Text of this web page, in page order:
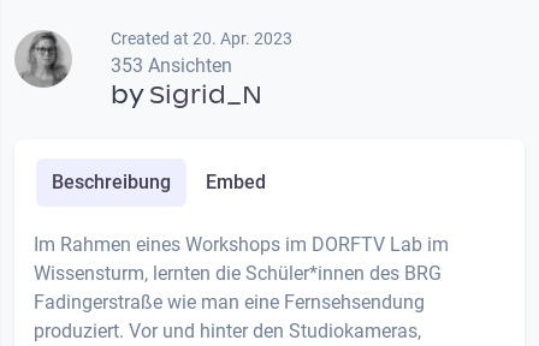
Created at 20. Apr. 2023
353 Ansichten
bySigrid_N
Beschreibung Embed
Im Rahmen eines Workshops im DORFTV Lab im
Wissensturm, lernten die Schüler*innen des BRG
Fadingerstraße wie man eine Fernsehsendung
produziert. Vor und hinter den Studiokameras,